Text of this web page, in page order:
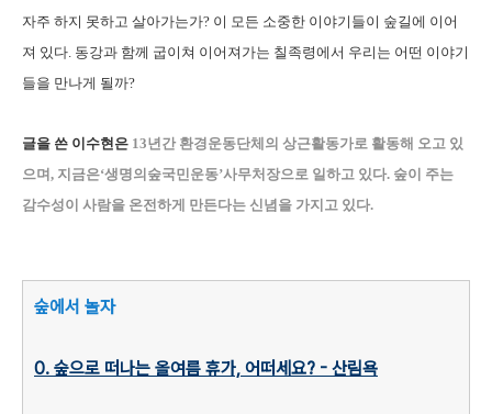
자주 하지 못하고 살아가는가? 이 모든 소중한 이야기들이 숲길에 이어
져 있다. 동강과 함께 굽이쳐 이어져가는 칠족령에서 우리는 어떤 이야기
들을 만나게 될까?
글을 쓴 이수현은 13년간 환경운동단체의 상근활동가로 활동해 오고 있
으며, 지금은‘생명의숲국민운동’사무처장으로 일하고 있다. 숲이 주는
감수성이 사람을 온전하게 만든다는 신념을 가지고 있다.
숲에서 놀자
0. 숲으로 떠나는 올여름 휴가, 어떠세요? - 산림욕